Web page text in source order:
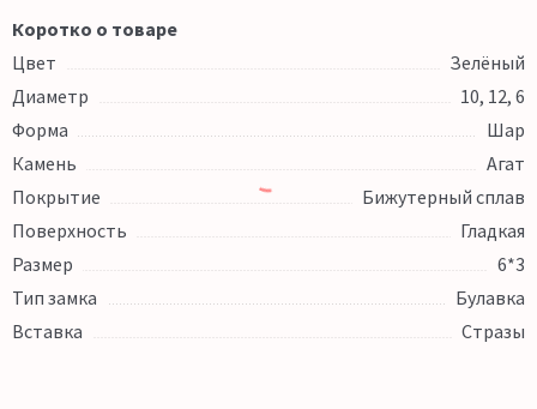
Коротко о товаре
Цвет
Зелёный
Диаметр
10, 12, 6
Форма
Шар
Камень
Агат
Покрытие
Бижутерный сплав
Поверхность
Гладкая
Размер
6*3
Тип замка
Булавка
Вставка
Стразы